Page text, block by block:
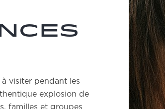
à visiter pendant les
explosion de
familles et groupes